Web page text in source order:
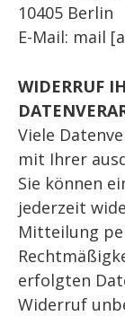
10405 Berlin
E-Mail: mail
WIDERRUF
Viele
mit Ihrer
Sie können
jederzeit
Mitteilung
erfolgten
Widerruf